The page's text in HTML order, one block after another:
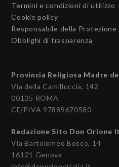
Termini e condizioni di utilizzo
Cookie policy
Responsabile della Protezione
Obblighi di trasparenza
Provincia Religiosa Madre
Via della Camilluccia, 142
00135 ROMA
CF/PIVA 97889670580
Redazione Sito Don Orione
Via Bartolomeo Bosco, 14
16121 Genova